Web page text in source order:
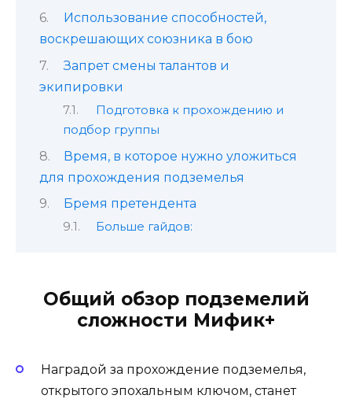
Использование способностей,
воскрешающих союзника в бою
Запрет смены талантов и
экипировки
Подготовка к прохождению и
подбор группы
Время, в которое нужно уложиться
для прохождения подземелья
Бремя претендента
Больше гайдов:
Общий обзор подземелий
сложности Мифик+
Наградой за прохождение подземелья,
открытого эпохальным ключом, станет